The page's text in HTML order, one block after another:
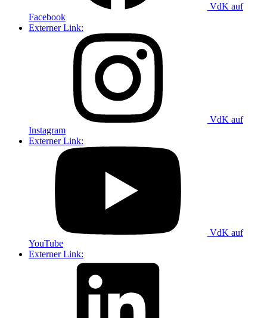
VdK auf
Facebook
Externer Link:
VdK auf
Instagram
Externer Link:
VdK auf
YouTube
Externer Link: